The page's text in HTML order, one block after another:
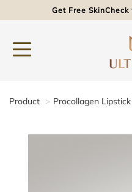
Get Free
Product Procollagen Lipstick